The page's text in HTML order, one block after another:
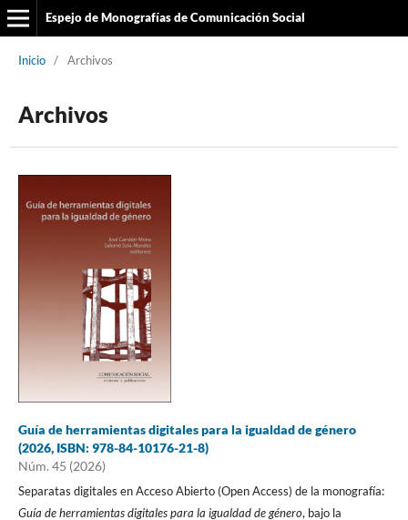
Espejo de Monografías de Comunicación Social
Inicio / Archivos
Archivos
Guía de herramientas digitales para la igualdad de género
(2026, ISBN: 978-84-10176-21-8)
Núm. 45 (2026)
Separatas digitales en Acceso Abierto (Open Access) de la monografía:
Guía de herramientas digitales para la igualdad de género, bajo la